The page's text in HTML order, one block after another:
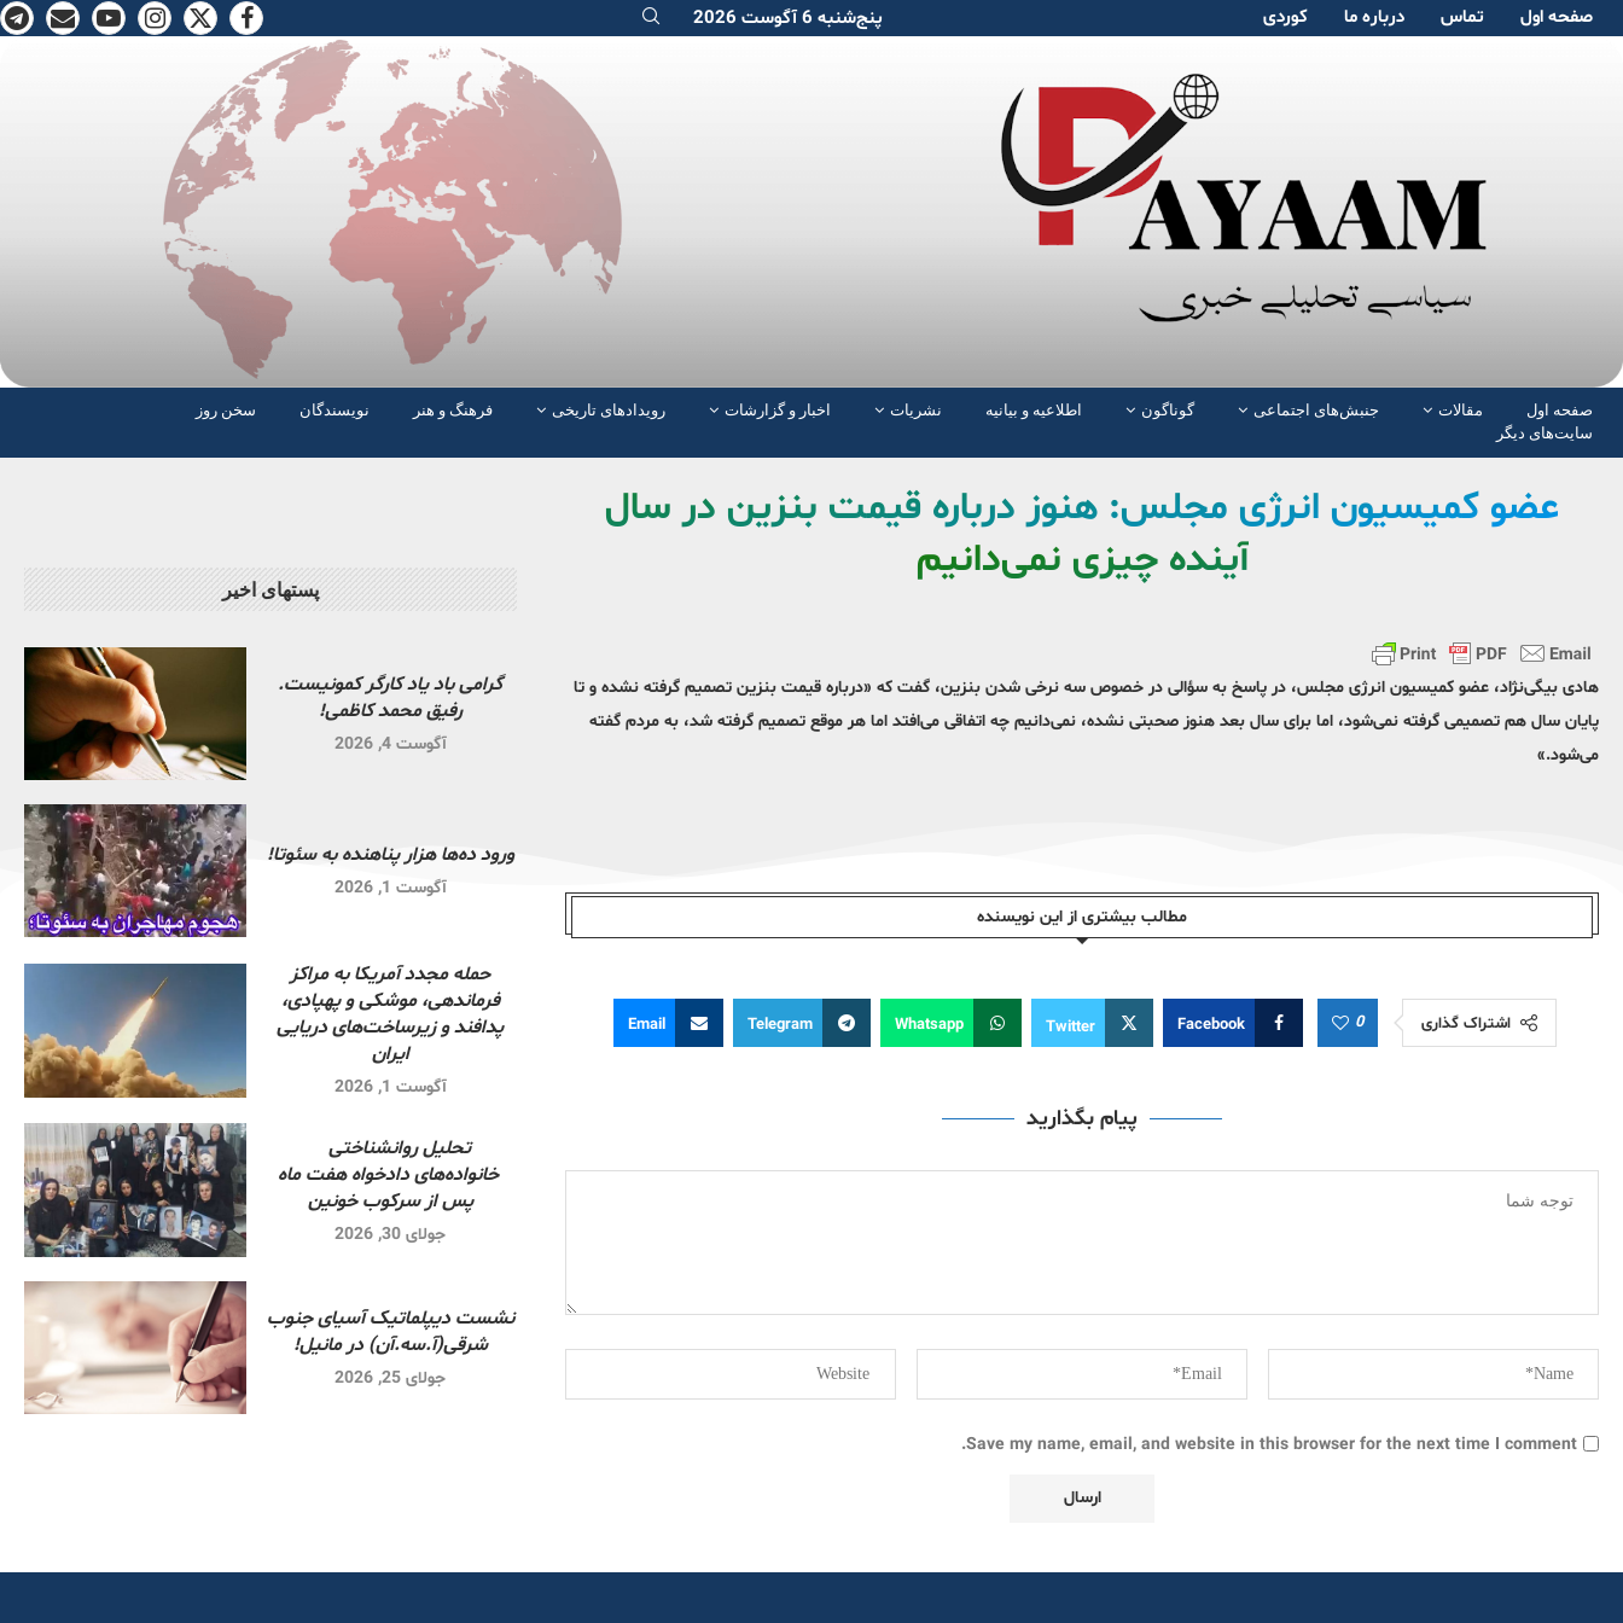
صفحە اول تماس دربارە ما کوردی پنج‌شنبه 6 آگوست 2026
صفحە اول مقالات جنبش‌های اجتماعی گوناگون اطلاعیه و بیانیه نشریات اخبار و گزارشات رویدادهای تاریخی فرهنگ و هنر نویسندگان
سخن روز
سایت‌های دیگر
عضو کمیسیون انرژی مجلس: هنوز درباره قیمت بنزین در سال
آینده چیزی نمی‌دانیم
هادی بیگی‌نژاد، عضو کمیسیون انرژی مجلس، در پاسخ به سؤالی در خصوص سه نرخی شدن بنزین، گفت که «درباره قیمت بنزین تصمیم گرفته نشده و تا
پایان سال هم تصمیمی گرفته نمی‌شود، اما برای سال بعد هنوز صحبتی نشده، نمی‌دانیم چه اتفاقی می‌افتد اما هر موقع تصمیم گرفته شد، به مردم گفته
می‌شود.»
مطالب بیشتری از این نویسندە
اشتراک گذاری 0
Facebook
Twitter
Whatsapp
Telegram
Email
پیام بگذارید
Save my name, email, and website in this browser for the next time I comment.
پستهای اخیر
گرامی باد یاد کارگر کمونیست.
رفیق محمد کاظمی!
آگوست 4, 2026
ورود ده‌ها هزار پناهنده به سئوتا!
آگوست 1, 2026
حمله مجدد آمریکا به مراکز
فرماندهی، موشکی و پهپادی،
پدافند و زیرساخت‌های دریایی
ایران
آگوست 1, 2026
تحلیل روانشناختی
خانواده‌های دادخواه هفت ماه
پس از سرکوب خونین
جولای 30, 2026
نشست دیپلماتیک آسیای جنوب
شرقی‌(آ.سه.آن) در مانیل!
جولای 25, 2026